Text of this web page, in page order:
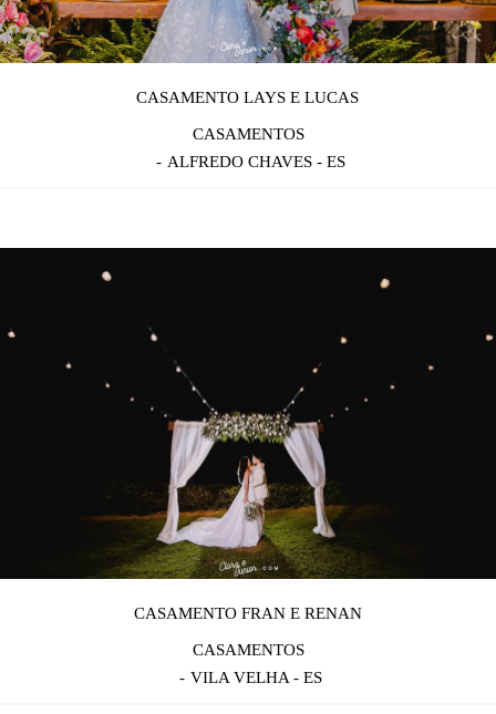
CASAMENTO LAYS E LUCAS
CASAMENTOS
ALFREDO CHAVES - ES
CASAMENTO FRAN E RENAN
CASAMENTOS
VILA VELHA - ES